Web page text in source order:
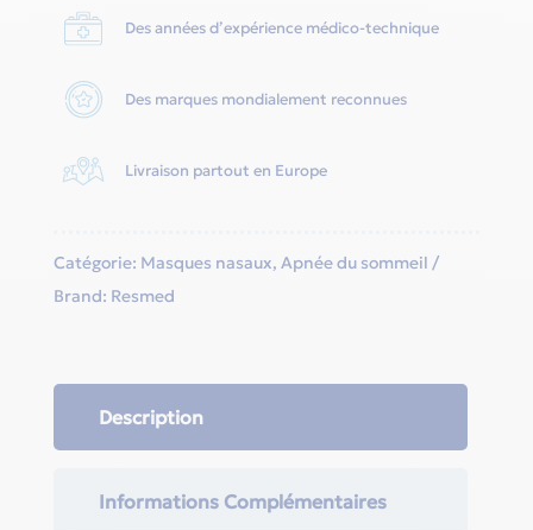
Des années d’expérience médico-technique
Des marques mondialement reconnues
Livraison partout en Europe
Catégorie: Masques nasaux, Apnée du sommeil
Brand: Resmed
Description
Informations Complémentaires